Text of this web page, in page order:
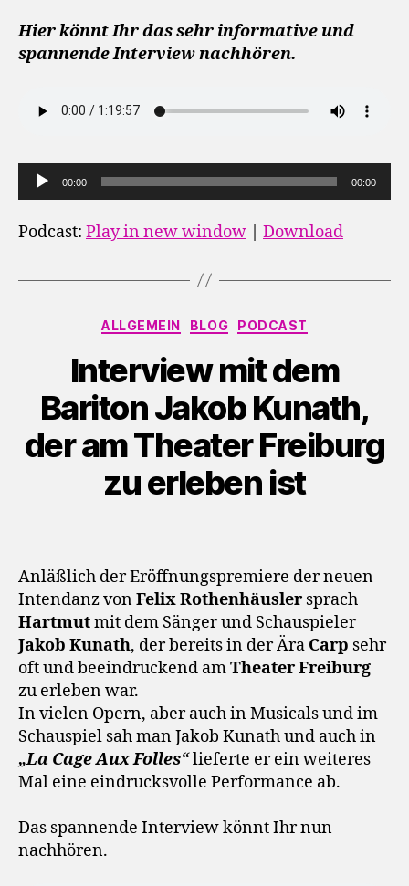
Hier könnt Ihr das sehr informative und
spannende Interview nachhören.
u
d
00:00 00:00
Podcast: Play in new window Download
Kategorien
ALLGEMEIN BLOG PODCAST
Interview mit dem
Bariton Jakob Kunath,
der am Theater Freiburg
zu erleben ist
Anläßlich der Eröffnungspremiere der neuen
Intendanz vonFelix Rothenhäusler sprach
Hartmutmit dem Sänger und Schauspieler
Jakob Kunath, der bereits in der Ära Carp sehr
oft und beeindruckend amTheater Freiburg
zu erleben war.
In vielen Opern, aber auch in Musicals und im
Schauspiel sah man Jakob Kunath und auch in
„La Cage Aux Folles“lieferte er ein weiteres
Mal eine eindrucksvolle Performance ab.
Das spannende Interview könnt Ihr nun
nachhören.